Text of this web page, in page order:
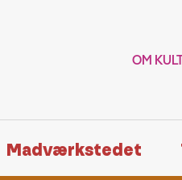
OM
Madværkstedet